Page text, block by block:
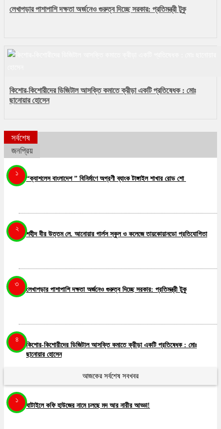
লেখাপড়ার পাশাপাশি দক্ষতা অর্জনেও গুরুত্ব দিচ্ছে সরকার: প্রতিমন্ত্রী টুকু
কিশোর-কিশোরীদের ডিজিটাল আসক্তি কমাতে ক্রীড়া একটি প্রতিষেধক : মোঃ
ছানোয়ার হোসেন
সর্বশেষ
জনপ্রিয়
১
“ক্যাশলেস বাংলাদেশ ” বিনির্মাণে অগ্রণী ব্যাংক টাঙ্গাইল শাখার রোড শো
২
শহীদ বীর উত্তম লে. আনোয়ার গার্লস স্কুল ও কলেজে তায়কোয়ানডো প্রতিযোগিতা
৩
লেখাপড়ার পাশাপাশি দক্ষতা অর্জনেও গুরুত্ব দিচ্ছে সরকার: প্রতিমন্ত্রী টুকু
৪
কিশোর-কিশোরীদের ডিজিটাল আসক্তি কমাতে ক্রীড়া একটি প্রতিষেধক : মোঃ
ছানোয়ার হোসেন
৫
সামাজিক অবক্ষয় থেকে মুক্ত করতে খেলাধুলা শক্তিশালী মাধ্যম….. ছানোয়ার হোসেন
আজকের সর্বশেষ সবখবর
১
ঘাটাইলে কফি হাউজের নামে চলছে মদ আর নারীর আড্ডা!